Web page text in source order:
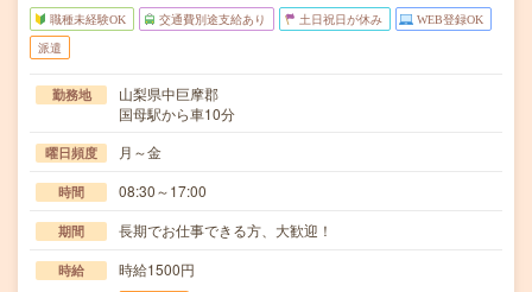
職種未経験OK 交通費別途支給あり 土日祝日が休み WEB登録OK
派遣
勤務地
山梨県中巨摩郡
国母駅から車10分
曜日頻度 月～金
時間 08:30～17:00
期間 長期でお仕事できる方、大歓迎！
時給 時給1500円